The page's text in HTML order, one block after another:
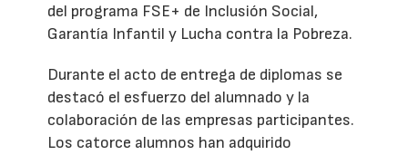
del programa FSE+ de Inclusión Social,
Garantía Infantil y Lucha contra la Pobreza.
Durante el acto de entrega de diplomas se
destacó el esfuerzo del alumnado y la
colaboración de las empresas participantes.
Los catorce alumnos han adquirido